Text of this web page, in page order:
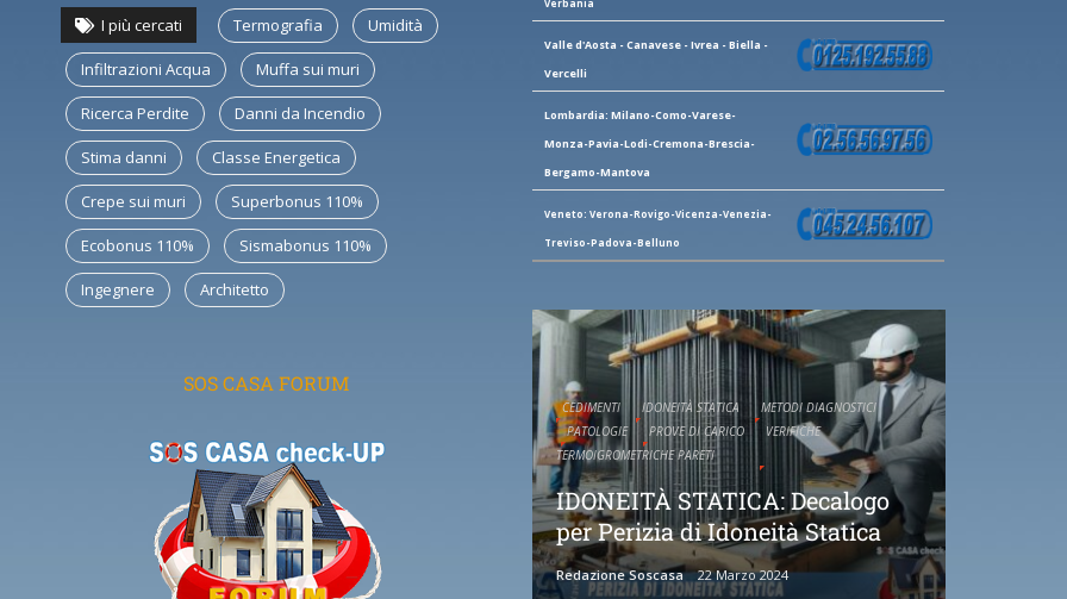
I più cercati Termografia Umidità
Infiltrazioni Acqua Muffa sui muri
Ricerca Perdite Danni da Incendio
Stima danni Classe Energetica
Crepe sui muri Superbonus 110%
Ecobonus 110% Sismabonus 110%
Ingegnere Architetto
SOS CASA FORUM
Verbania
Valle d'Aosta - Canavese - Ivrea - Biella -
Vercelli
Lombardia: Milano-Como-Varese-
Monza-Pavia-Lodi-Cremona-Brescia-
Bergamo-Mantova
Veneto: Verona-Rovigo-Vicenza-Venezia-
Treviso-Padova-Belluno
CEDIMENTI IDONEITÀ STATICA
METODI DIAGNOSTICI
PATOLOGIE
PROVE DI CARICO
VERIFICHE
TERMOIGROMETRICHE PARETI
IDONEITÀ STATICA: Decalogo
per Perizia di Idoneità Statica
Redazione Soscasa 22 Marzo 2024